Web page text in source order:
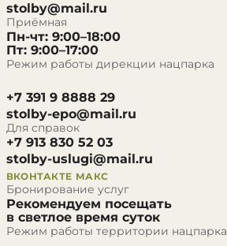
stolby@mail.ru
Приёмная
Пн-чт: 9:00–18:00
Пт: 9:00–17:00
Режим работы дирекции нацпарка
+7 391 9 8888 29
stolby-epo@mail.ru
Для справок
+7 913 830 52 03
stolby-uslugi@mail.ru
ВКОНТАКТЕ МАКС
Бронирование услуг
Рекомендуем посещать
в светлое время суток
Режим работы территории нацпарка